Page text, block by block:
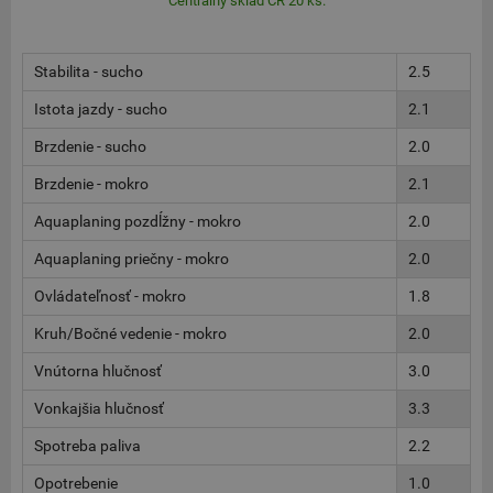
Stabilita - sucho 2.5
Istota jazdy - sucho 2.1
Brzdenie - sucho 2.0
Brzdenie - mokro 2.1
Aquaplaning pozdĺžny - mokro 2.0
Aquaplaning priečny - mokro 2.0
Ovládateľnosť - mokro 1.8
Kruh/Bočné vedenie - mokro 2.0
Vnútorna hlučnosť 3.0
Vonkajšia hlučnosť 3.3
Spotreba paliva 2.2
Opotrebenie 1.0